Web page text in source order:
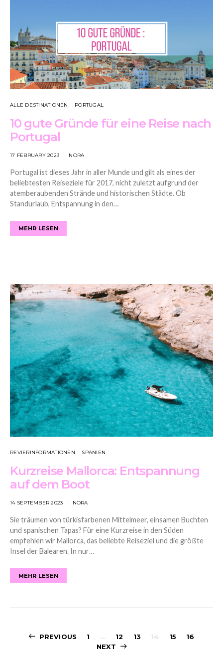
ALLE DESTINATIONEN PORTUGAL
10 gute Gründe für eine Reise nach
Portugal
17 FEBRUARY 2023 NORA
Portugal ist dieses Jahr in aller Munde und gilt als eines der
beliebtesten Reiseziele für 2017, nicht zuletzt aufgrund der
atemberaubenden Strände und historischen Städte. Ob
Standurlaub, Entspannung in den…
MEHR LESEN
REVIERINFORMATIONEN SPANIEN
Kurzreise Mallorca: Entspannung
auf dem Boot
14 SEPTEMBER 2023 NORA
Sie träumen von türkisfarbenen Mittelmeer, einsamen Buchten
und spanischen Tapas? Für eine Kurzreise in den Süden
empfehlen wir Mallorca, das beliebte Reiseziel und die größte
Insel der Balearen. In nur…
MEHR LESEN
Posts
PREVIOUS 1 … 12 13 14 15
16
NEXT